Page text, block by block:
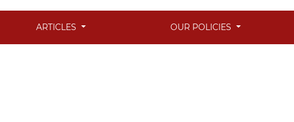
ARTICLES OUR POLICIES